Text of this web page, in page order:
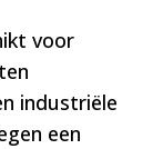
voor
industriële
een